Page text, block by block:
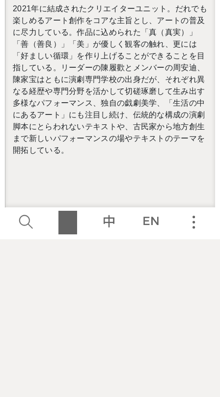
2021年に結成されたクリエイターユニット。だれでも
楽しめるアート創作をコアな主旨とし、アートの普及
に尽力している。作品に込められた「真（真実）」
「善（善良）」「美」が優しく観客の触れ、更には
「好ましい循環」を作り上げることができることを目
指している。リーダーの陳履歡とメンバーの周安迪、
陳家宝はともに演劇専門学校の出身だが、それぞれ異
なる経歴や専門分野を活かして切磋琢磨して生み出す
多様なパフォーマンス、独自の戯劇美学、「生活の中
にあるアート」にも注目し続け、伝統的な構成の演劇
脚本にとらわれないテキストや、古民家から地方創生
まで新しいパフォーマンスの場やテキストのテーマを
開拓している。